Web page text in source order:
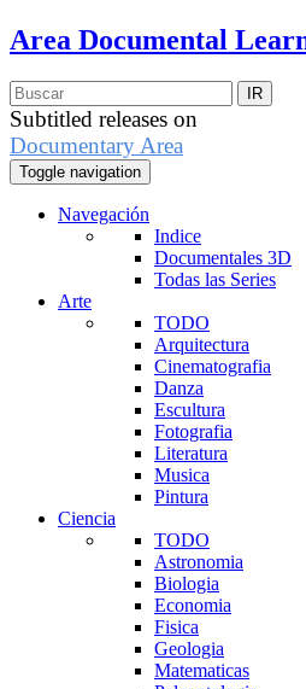
Area Documental
Subtitled releases on
Documentary Area
Toggle navigation
Navegación
Indice
Documentales 3D
Todas las Series
Arte
TODO
Arquitectura
Cinematografia
Danza
Escultura
Fotografia
Literatura
Musica
Pintura
Ciencia
TODO
Astronomia
Biologia
Economia
Fisica
Geologia
Matematicas